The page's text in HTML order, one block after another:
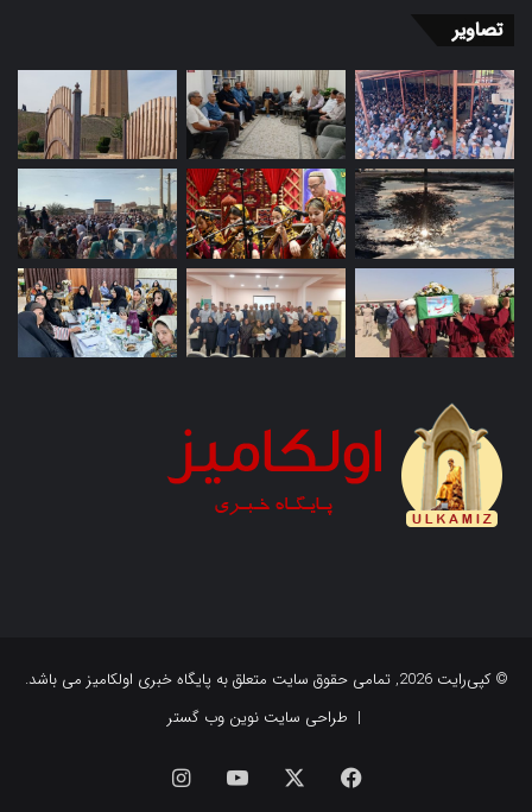
تصاویر
© کپی‌رایت 2026, تمامی حقوق سایت متعلق به پایگاه خبری اولکامیز می باشد.
| طراحی سایت نوین وب گستر
فیس یوتیوب